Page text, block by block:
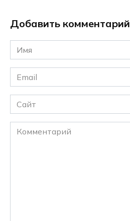
Добавить комментарий
Имя
*
Email
*
Сайт
Комментарий